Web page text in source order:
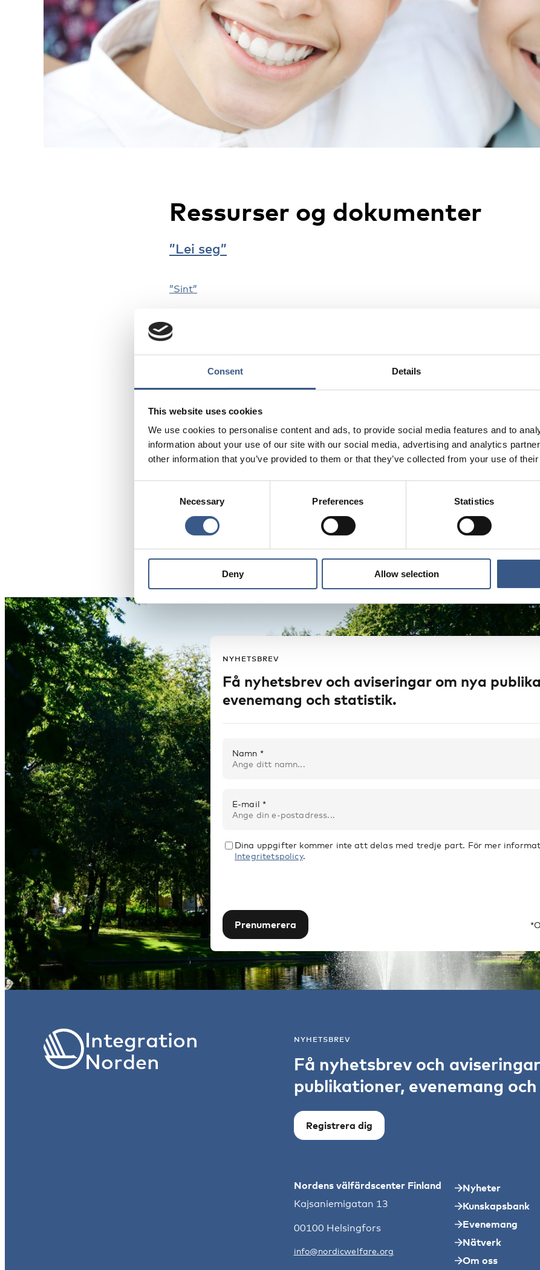
Consent Details
This website uses cookies
We use cookies to personalise content and ads, to provide social media features and to
information about your use of our site with our social media, advertising and analytics
other information that you’ve provided to them or that they’ve collected from your use of
Necessary Preferences Statistics
Deny Allow selection
Ressurser og dokumenter
”Lei seg”
”Sint”
”Vold”
”Hjemme”
Hjelpetelefoner barn og unge
Läs mer
26 Mar 2020
NYHETSBREV
Få nyhetsbrev och aviseringar om nya
evenemang och statistik.
Namn *
E-mail *
Dina uppgifter kommer inte att delas med tredje part. För mer
Integritetspolicy.
Prenumerera
Integration
Norden
NYHETSBREV
Få nyhetsbrev och
publikationer, evenemang
Registrera dig
Nordens välfärdscenter Finland
Kajsaniemigatan 13
00100 Helsingfors
info@nordicwelfare.org
Nyheter
Kunskapsbank
Evenemang
Nätverk
Om oss